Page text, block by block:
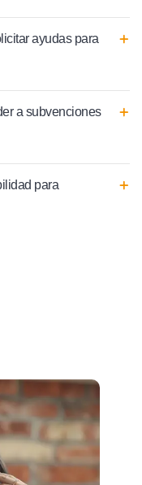
ayudas para
a subvenciones
para